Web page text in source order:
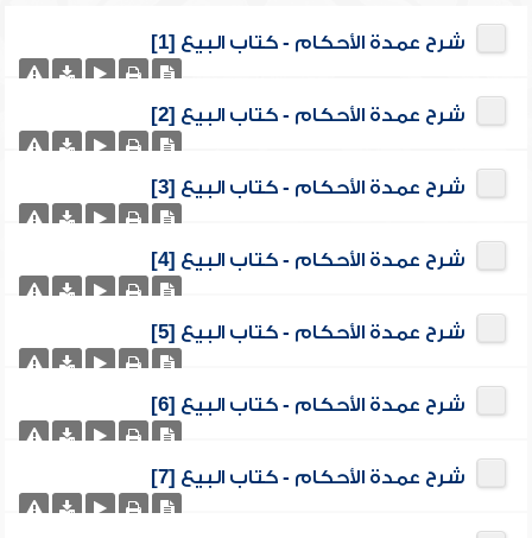
شرح عمدة الأحكام - كتاب البيع [1]
شرح عمدة الأحكام - كتاب البيع [2]
شرح عمدة الأحكام - كتاب البيع [3]
شرح عمدة الأحكام - كتاب البيع [4]
شرح عمدة الأحكام - كتاب البيع [5]
شرح عمدة الأحكام - كتاب البيع [6]
شرح عمدة الأحكام - كتاب البيع [7]